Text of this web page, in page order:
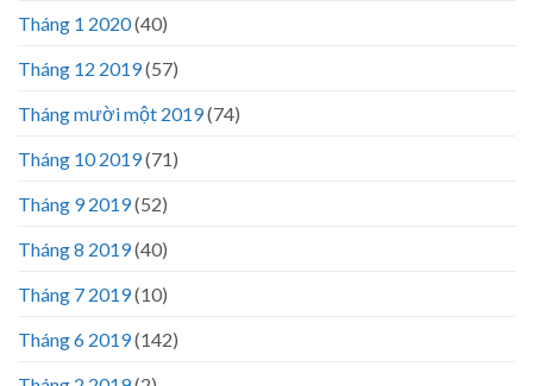
Tháng 1 2020(40)
Tháng 12 2019(57)
Tháng mười một 2019(74)
Tháng 10 2019(71)
Tháng 9 2019(52)
Tháng 8 2019(40)
Tháng 7 2019(10)
Tháng 6 2019(142)